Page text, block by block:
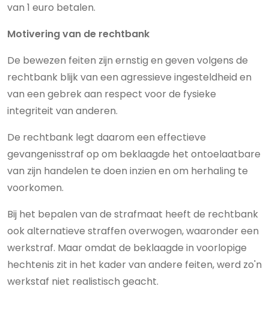
van 1 euro betalen.
Motivering van de rechtbank
De bewezen feiten zijn ernstig en geven volgens de
rechtbank blijk van een agressieve ingesteldheid en
van een gebrek aan respect voor de fysieke
integriteit van anderen.
De rechtbank legt daarom een effectieve
gevangenisstraf op om beklaagde het ontoelaatbare
van zijn handelen te doen inzien en om herhaling te
voorkomen.
Bij het bepalen van de strafmaat heeft de rechtbank
ook alternatieve straffen overwogen, waaronder een
werkstraf. Maar omdat de beklaagde in voorlopige
hechtenis zit in het kader van andere feiten, werd zo'n
werkstaf niet realistisch geacht.